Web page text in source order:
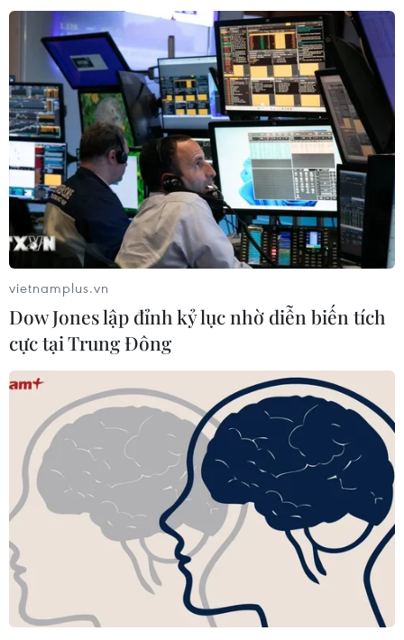
TIN CÙNG CHUYÊN MỤC
Dow Jones lập đỉnh kỷ lục nhờ diễn
biến tích cực tại Trung Đông
05/08/2026 23:27
Chứng khoán châu Á đồng loạt tăng
nhờ đà hồi phục của cổ phiếu công
05/08/2026 11:00
Thị trường IPO Đông Nam Á nửa đầu
vietnamplus.vn
Dow Jones lập đỉnh kỷ lục nhờ diễn biến tích
cực tại Trung Đông